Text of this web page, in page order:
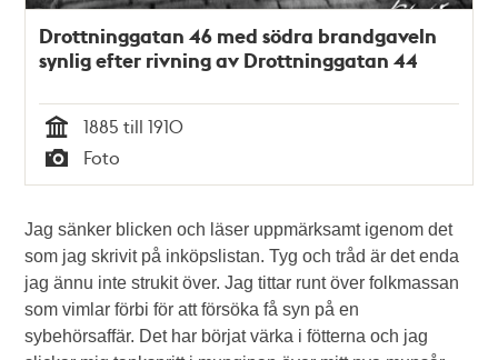
Drottninggatan 46 med södra brandgaveln
synlig efter rivning av Drottninggatan 44
Tid
1885 till 1910
Typ
Foto
Jag sänker blicken och läser uppmärksamt igenom det
som jag skrivit på inköpslistan. Tyg och tråd är det enda
jag ännu inte strukit över. Jag tittar runt över folkmassan
som vimlar förbi för att försöka få syn på en
sybehörsaffär. Det har börjat värka i fötterna och jag